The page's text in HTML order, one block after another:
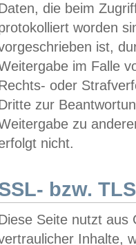
die beim
worden
ist,
im Falle
oder
zur
zu
nicht.
bzw.
Seite nutzt aus
Inhalte,